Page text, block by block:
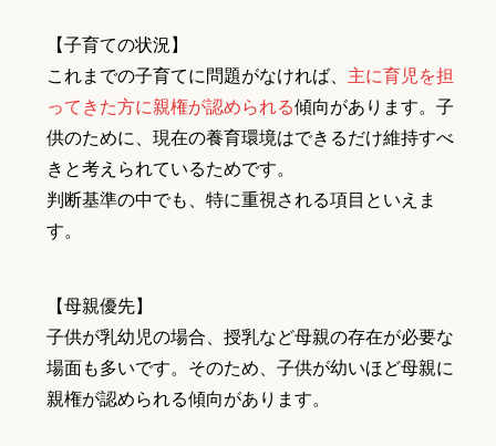
【子育ての状況】
これまでの子育てに問題がなければ、 主に育児を担
ってきた方に親権が認められる傾向があります。子
供のために、現在の養育環境はできるだけ維持すべ
きと考えられているためです。
判断基準の中でも、特に重視される項目といえま
す。
【母親優先】
子供が乳幼児の場合、授乳など母親の存在が必要な
場面も多いです。そのため、子供が幼いほど母親に
親権が認められる傾向があります。